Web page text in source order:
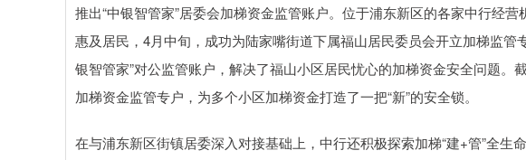
推出“中银智管家”居委会加梯资金监管账户。位于浦东新区的各家中行经
惠及居民，4月中旬，成功为陆家嘴街道下属福山居民委员会开立加梯监管
银智管家”对公监管账户，解决了福山小区居民忧心的加梯资金安全问题。
加梯资金监管专户，为多个小区加梯资金打造了一把“新”的安全锁。
在与浦东新区街镇居委深入对接基础上，中行还积极探索加梯“建+管”全生